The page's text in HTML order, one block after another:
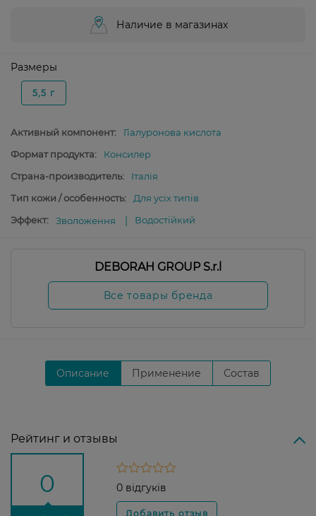
Наличие в магазинах
Размеры
5,5 г
Активный компонент:
Гіалуронова кислота
Формат продукта:
Консилер
Страна-производитель:
Італія
Тип кожи / особенность:
Для усіх типів
Эффект:
Зволоження Водостійкий
DEBORAH GROUP S.r.l
Все товары бренда
Описание Применение Состав
Рейтинг и отзывы
0 0 відгуків